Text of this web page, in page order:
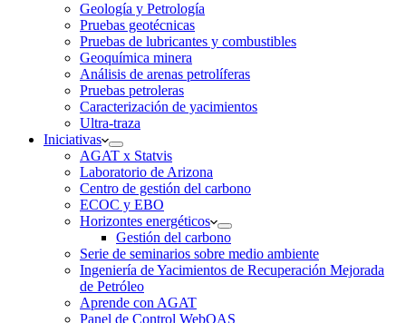
Geología y Petrología
Pruebas geotécnicas
Pruebas de lubricantes y combustibles
Geoquímica minera
Análisis de arenas petrolíferas
Pruebas petroleras
Caracterización de yacimientos
Ultra-traza
Iniciativas
AGAT x Statvis
Laboratorio de Arizona
Centro de gestión del carbono
ECOC y EBO
Horizontes energéticos
Gestión del carbono
Serie de seminarios sobre medio ambiente
Ingeniería de Yacimientos de Recuperación Mejorada
de Petróleo
Aprende con AGAT
Panel de Control WebOAS